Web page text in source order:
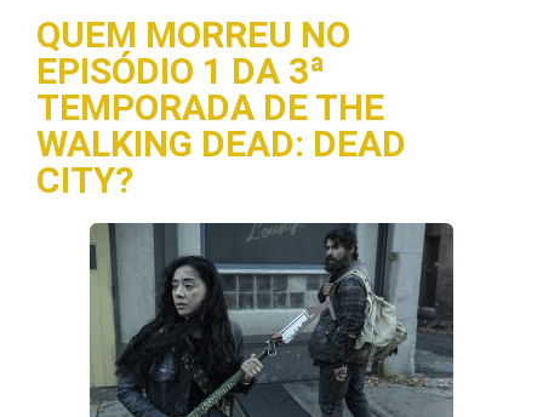
QUEM MORREU NO
EPISÓDIO 1 DA 3ª
TEMPORADA DE THE
WALKING DEAD: DEAD
CITY?